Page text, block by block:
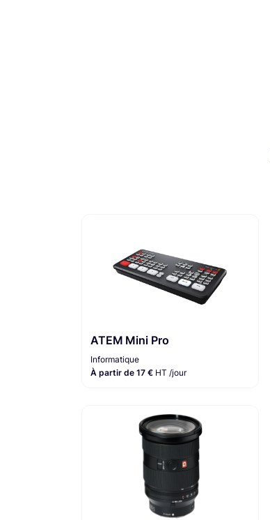
ATEM Mini Pro
Informatique
À partir de 17 € HT /jour